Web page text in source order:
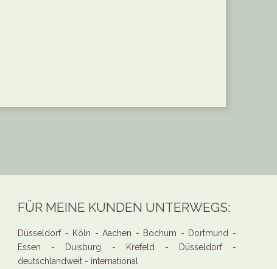
FÜR MEINE KUNDEN UNTERWEGS:
Düsseldorf - Köln - Aachen - Bochum - Dortmund -
Essen - Duisburg - Krefeld - Düsseldorf -
deutschlandweit - international